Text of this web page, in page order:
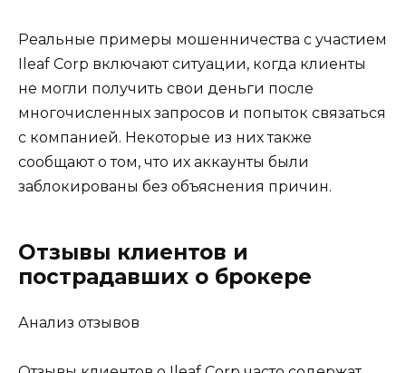
Реальные примеры мошенничества с участием
Ileaf Corp включают ситуации, когда клиенты
не могли получить свои деньги после
многочисленных запросов и попыток связаться
с компанией. Некоторые из них также
сообщают о том, что их аккаунты были
заблокированы без объяснения причин.
Отзывы клиентов и
пострадавших о брокере
Анализ отзывов